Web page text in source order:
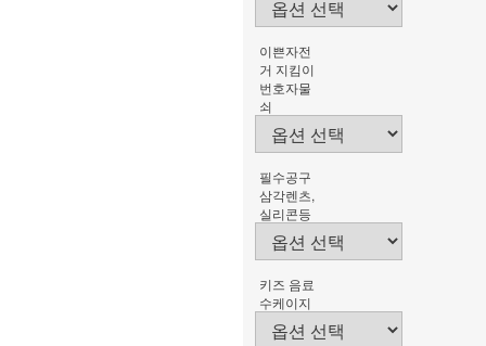
이쁜자전
거 지킴이
번호자물
쇠
필수공구
삼각렌츠,
실리콘등
키즈 음료
수케이지